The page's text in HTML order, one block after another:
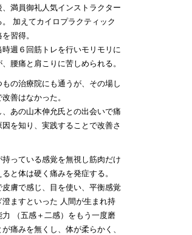
、満員御礼人気インストラクター
。 加えてカイロプラクティック
習得。
時週６回筋トレを行いモリモリに
腰痛と肩こりに苦しめられる。
もの治療院にも通うが、その場し
善はなかった。
、あの山木伸允氏との出会いで痛
を知り、実践することで改善さ
持っている感覚を無視し筋肉だけ
と体は硬く痛みを発症する。
皮膚で感じ、目を使い、平衡感覚
澄ますといった 人間が生まれ持
力 （五感＋二感）をもう一度磨
が痛みを無くし、体が柔らかく、